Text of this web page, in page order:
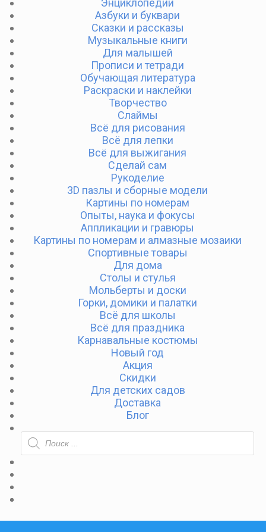
Энциклопедии
Азбуки и буквари
Сказки и рассказы
Музыкальные книги
Для малышей
Прописи и тетради
Обучающая литература
Раскраски и наклейки
Творчество
Слаймы
Всё для рисования
Всё для лепки
Всё для выжигания
Сделай сам
Рукоделие
3D пазлы и сборные модели
Картины по номерам
Опыты, наука и фокусы
Аппликации и гравюры
Картины по номерам и алмазные мозаики
Спортивные товары
Для дома
Столы и стулья
Мольберты и доски
Горки, домики и палатки
Всё для школы
Всё для праздника
Карнавальные костюмы
Новый год
Акция
Скидки
Для детских садов
Доставка
Блог
ПОИСК
ТОВАРОВ